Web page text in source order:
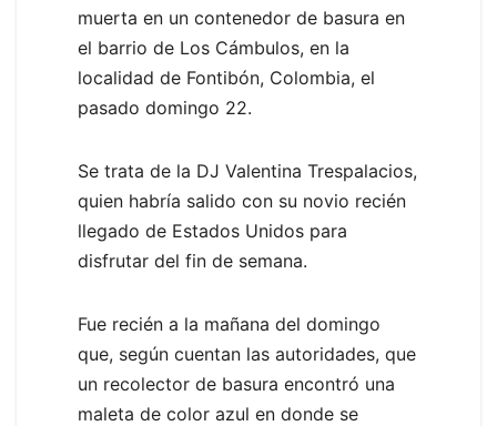
muerta en un contenedor de basura en
el barrio de Los Cámbulos, en la
localidad de Fontibón, Colombia, el
pasado domingo 22.
Se trata de la DJ Valentina Trespalacios,
quien habría salido con su novio recién
llegado de Estados Unidos para
disfrutar del fin de semana.
Fue recién a la mañana del domingo
que, según cuentan las autoridades, que
un recolector de basura encontró una
maleta de color azul en donde se